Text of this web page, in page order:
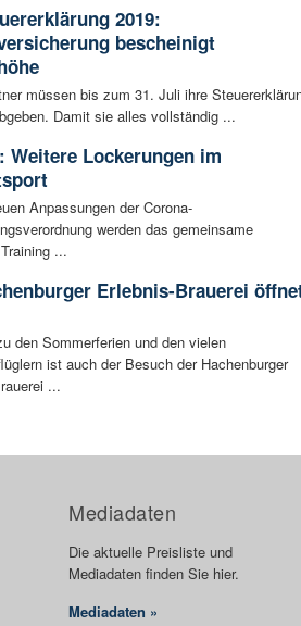
2019:
bescheinigt
müssen bis zum 31. Juli ihre
Damit sie alles vollständig ...
Weitere Lockerungen im
Anpassungen der Corona-
werden das gemeinsame
...
Erlebnis-Brauerei
den Sommerferien und den vielen
ist auch der Besuch der Hachenburger
...
Mediadaten
Die aktuelle Preisliste und
Mediadaten finden Sie hier.
Mediadaten »